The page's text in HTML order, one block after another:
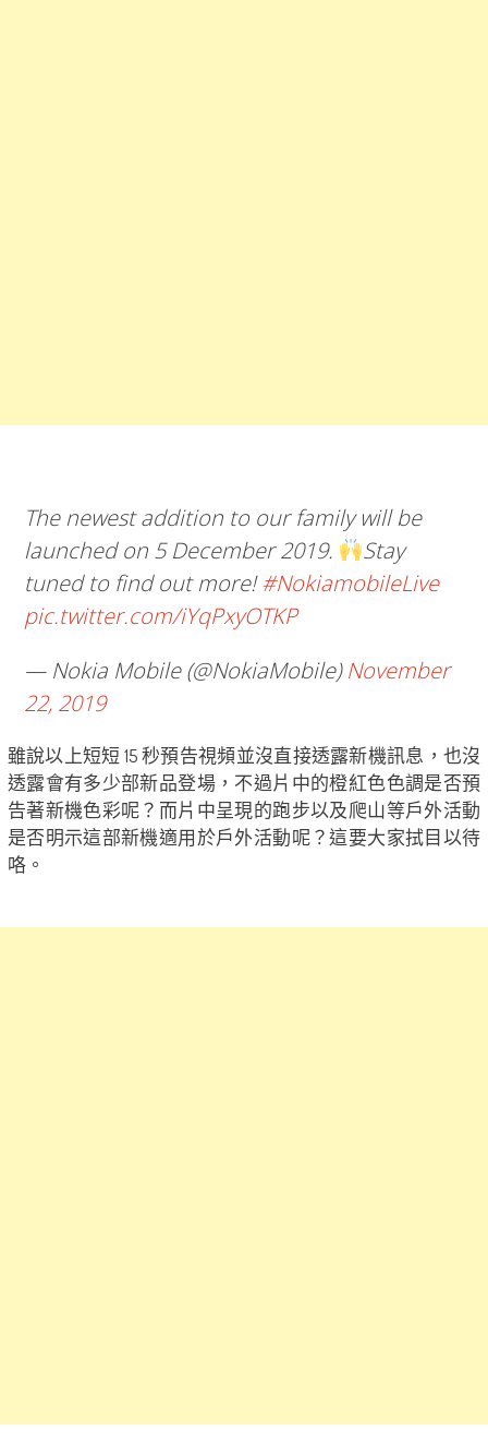
The newest addition to our family will be
launched on 5 December 2019.
Stay
tuned to find out more!#NokiamobileLive
pic.twitter.com/iYqPxyOTKP
— Nokia Mobile (@NokiaMobile)November
22, 2019
雖說以上短短 15 秒預告視頻並沒直接透露新機訊息，也沒
透露會有多少部新品登場，不過片中的橙紅色色調是否預
告著新機色彩呢？而片中呈現的跑步以及爬山等戶外活動
是否明示這部新機適用於戶外活動呢？這要大家拭目以待
咯。